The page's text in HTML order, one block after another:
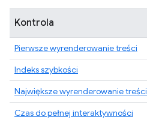
Kontrola
Pierwsze wyrenderowanie treści
Indeks szybkości
Największe wyrenderowanie treści
Czas do pełnej interaktywności